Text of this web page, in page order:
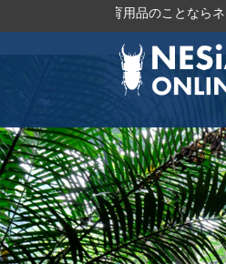
トムシ・飼育用品のことならネシア